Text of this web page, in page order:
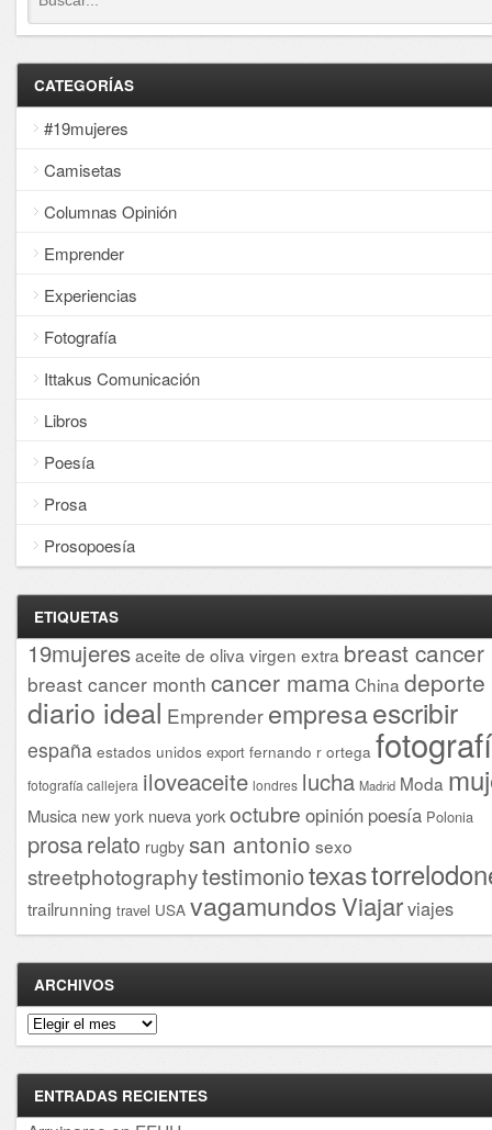
CATEGORÍAS
#19mujeres
Camisetas
Columnas Opinión
Emprender
Experiencias
Fotografía
Ittakus Comunicación
Libros
Poesía
Prosa
Prosopoesía
ETIQUETAS
19mujeresaceite de oliva virgen extra breast cancer
breast cancer month cancer mama China deporte
diario ideal Emprender empresaescribir
españa estados unidos export fernando r ortega
fotografía callejera iloveaceite londres lucha Madrid Moda
Musica new york nueva yorkoctubre opinión poesía Polonia
prosarelato rugby san antonio sexo
streetphotographytestimoniotexas
trailrunning travel USA vagamundosViajarviajes
ARCHIVOS
Archivos
ENTRADAS RECIENTES